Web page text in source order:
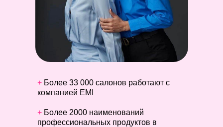
+ Более 33 000 салонов работают с
компанией EMI
+ Более 2000 наименований
профессиональных продуктов в